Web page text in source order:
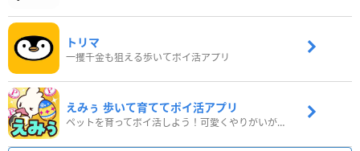
トリマ
一攫千金も狙える歩いてポイ活アプリ
えみぅ 歩いて育ててポイ活アプリ
ペットを育ってポイ活しよう！可愛くやりがいがある新感覚アプリ